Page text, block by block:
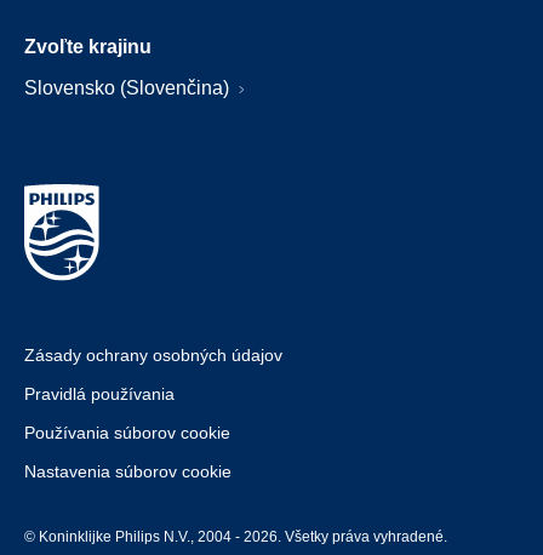
Zvoľte krajinu
Slovensko (Slovenčina)
Zásady ochrany osobných údajov
Pravidlá používania
Používania súborov cookie
Nastavenia súborov cookie
© Koninklijke Philips N.V., 2004 - 2026. Všetky práva vyhradené.